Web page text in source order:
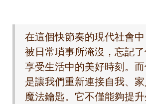
在這個快節奏的現代社會
被日常瑣事所淹沒，忘記了
享受生活中的美好時刻。
是讓我們重新連接自我、
魔法鑰匙。它不僅能夠提升